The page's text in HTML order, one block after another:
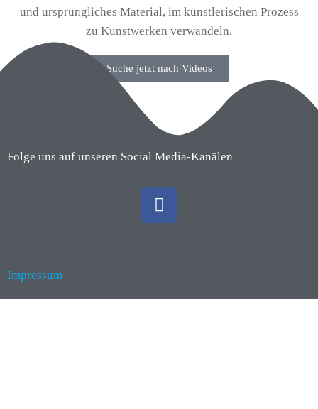
und ursprüngliches Material, im künstlerischen Prozess
zu Kunstwerken verwandeln.
Suche jetzt nach Videos
Folge uns auf unseren Social Media-Kanälen
Impressum